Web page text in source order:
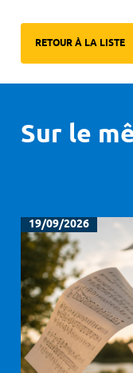
RETOUR À LA LISTE
Sur le
19/09/2026